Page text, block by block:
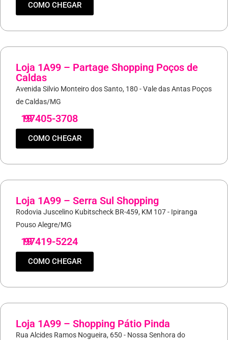
COMO CHEGAR
Loja 1A99 – Partage Shopping Poços de
Caldas
Avenida Silvio Monteiro dos Santo, 180 - Vale das Antas Poços
de Caldas/MG
19
97405-3708
COMO CHEGAR
Loja 1A99 – Serra Sul Shopping
Rodovia Juscelino Kubitscheck BR-459, KM 107 - Ipiranga
Pouso Alegre/MG
19
97419-5224
COMO CHEGAR
Loja 1A99 – Shopping Pátio Pinda
Rua Alcides Ramos Nogueira, 650 - Nossa Senhora do